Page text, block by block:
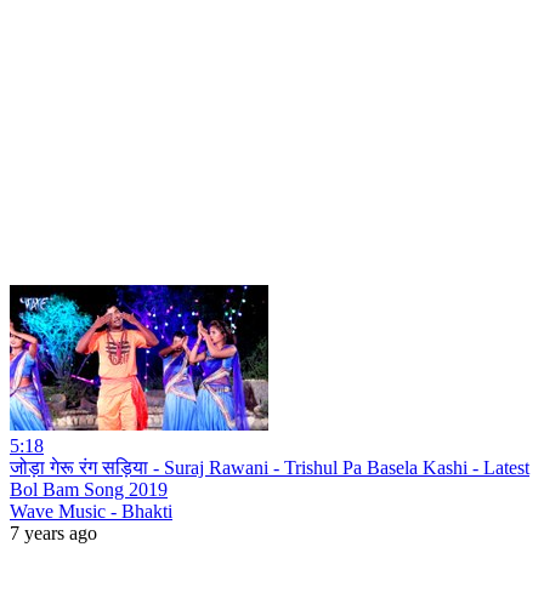
5:18
जोड़ा गेरू रंग सड़िया - Suraj Rawani - Trishul Pa Basela Kashi - Latest
Bol Bam Song 2019
Wave Music - Bhakti
7 years ago